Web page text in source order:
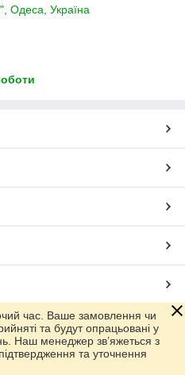
Одеса, Україна
Prom.ua
час. Ваше замовлення чи
та будут опрацьовані у
Наш менеджер зв’яжеться з
та уточнення